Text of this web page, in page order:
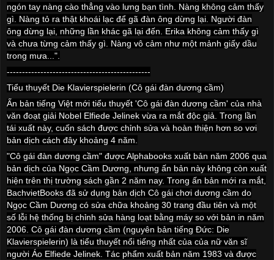
ngón tay nàng cào thẳng vào lưng bạn tình. Nàng không cảm thấy
gì. Nàng tỏ ra thật khoái lạc để gã đàn ông dừng lại. Người đàn
ông dừng lại, những lần khác gã lại đến. Erika không cảm thấy gì
và chưa từng cảm thấy gì. Nàng vô cảm như một mảnh giấy dầu
trong mưa...".
-----------------------------------------------
Tiểu thuyết Die Klavierspielerin (Cô gái đàn dương cầm)
Ấn bản tiếng Việt mới tiểu thuyết 'Cô gái đàn dương cầm' của nhà
văn đoạt giải Nobel Elfiede Jelinek vừa ra mắt độc giả. Trong lần
tái xuất này, cuốn sách được chỉnh sửa và hoàn thiện hơn so vơi
bản dịch cách đây khoảng 4 năm.
"Cô gái đàn dương cầm" được Alphabooks xuất bản năm 2006 qua
bản dịch của Ngọc Cầm Dương, nhưng ấn bản này không còn xuất
hiện trên thị trường sách gần 2 năm nay. Trong ấn bản mới ra mắt,
BachvietBooks đã sử dụng bản dịch Cô gái chơi dương cầm do
Ngọc Cầm Dương có sửa chữa khoảng 30 trang đầu tiên và một
số lỗi hệ thống bị chỉnh sửa hàng loạt bằng máy so với bản in năm
2006. Cô gái đàn dương cầm (nguyên bản tiếng Đức: Die
Klavierspielerin) là tiểu thuyết nổi tiếng nhất của của nữ văn sĩ
người Áo Elfiede Jelinek. Tác phẩm xuất bản năm 1983 và được